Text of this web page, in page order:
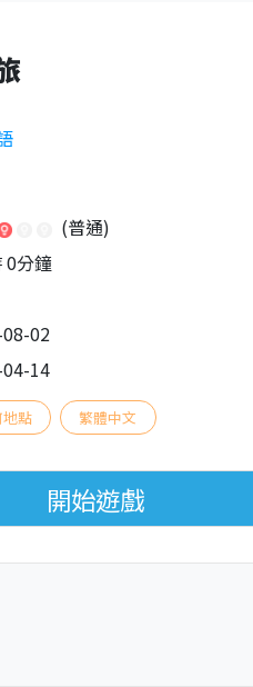
(普通)
0分鐘
02
14
點 繁體中文
開始遊戲